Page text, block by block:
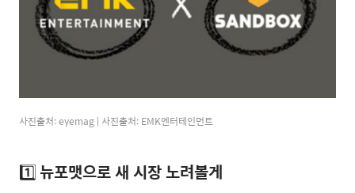
사진출처: eyemag | 사진출처: EMK엔터테인먼트
1️⃣뉴포맷으로 새 시장 노려볼게